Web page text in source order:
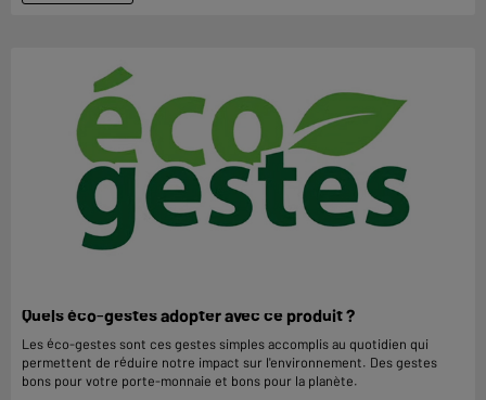
Quels éco-gestes adopter avec ce produit ?
Les éco-gestes sont ces gestes simples accomplis au quotidien qui
permettent de réduire notre impact sur l'environnement. Des gestes
bons pour votre porte-monnaie et bons pour la planète.